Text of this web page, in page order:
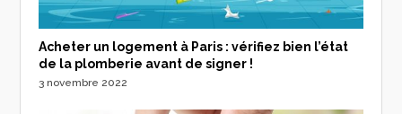
Acheter un logement à Paris : vérifiez bien l’état
de la plomberie avant de signer !
3 novembre 2022